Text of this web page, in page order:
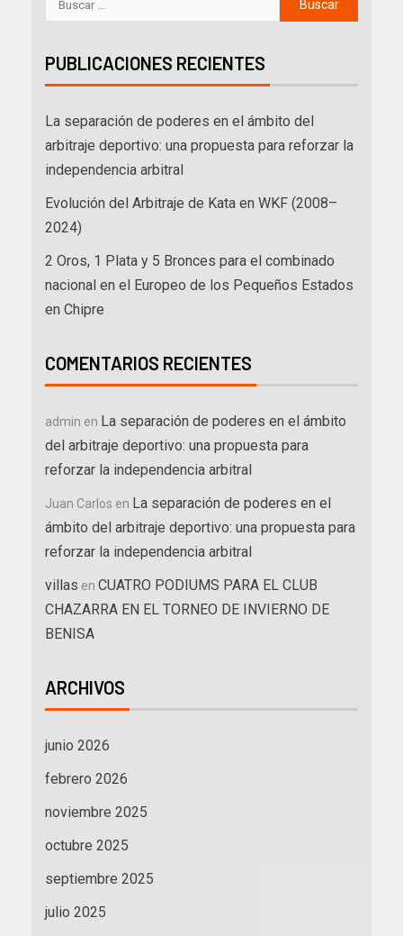
PUBLICACIONES RECIENTES
La separación de poderes en el ámbito del
arbitraje deportivo: una propuesta para reforzar la
independencia arbitral
Evolución del Arbitraje de Kata en WKF (2008–
2024)
2 Oros, 1 Plata y 5 Bronces para el combinado
nacional en el Europeo de los Pequeños Estados
en Chipre
COMENTARIOS RECIENTES
admin en La separación de poderes en el ámbito
del arbitraje deportivo: una propuesta para
reforzar la independencia arbitral
Juan Carlos en La separación de poderes en el
ámbito del arbitraje deportivo: una propuesta para
reforzar la independencia arbitral
villas en CUATRO PODIUMS PARA EL CLUB
CHAZARRA EN EL TORNEO DE INVIERNO DE
BENISA
ARCHIVOS
junio 2026
febrero 2026
noviembre 2025
octubre 2025
septiembre 2025
julio 2025